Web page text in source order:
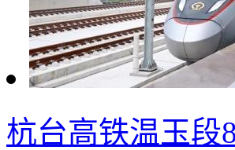
杭台高铁温玉段